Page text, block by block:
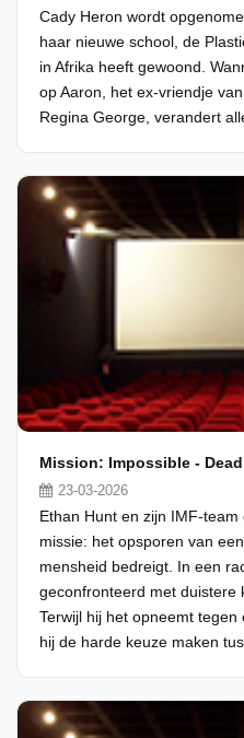
Cady Heron wordt
haar nieuwe school, de
in Afrika heeft gewoond.
op Aaron, het ex-vriendje
Regina George, verandert
Mission: Impossible -
23-03-2026
Ethan Hunt en zijn IMF-
missie: het opsporen van
mensheid bedreigt. In een
geconfronteerd met duistere
Terwijl hij het opneemt
hij de harde keuze maken